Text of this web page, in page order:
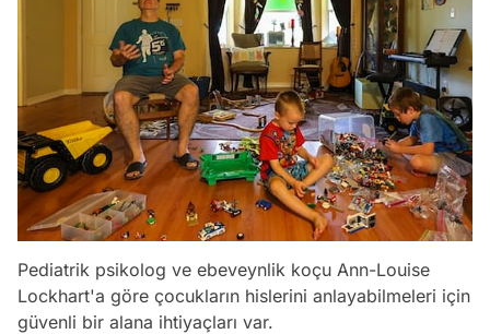
Pediatrik psikolog ve ebeveynlik koçu Ann-Louise
Lockhart'a göre çocukların hislerini anlayabilmeleri için
güvenli bir alana ihtiyaçları var.